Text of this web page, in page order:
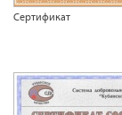
Сертификат